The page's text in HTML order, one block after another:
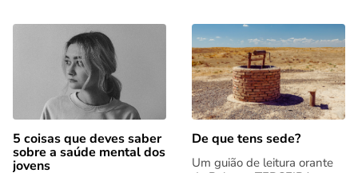
5 coisas que deves saber
sobre a saúde mental dos
jovens
De que tens sede?
Um guião de leitura orante